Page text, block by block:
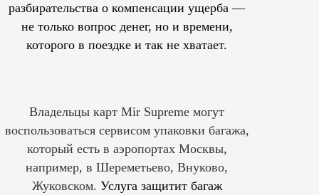
разбирательства о компенсации ущерба —
не только вопрос денег, но и времени,
которого в поездке и так не хватает.
Владельцы карт Mir Supreme могут
воспользоваться сервисом упаковки багажа,
который есть в аэропортах Москвы,
например, в Шереметьево, Внуково,
Жуковском. Услуга защитит багаж